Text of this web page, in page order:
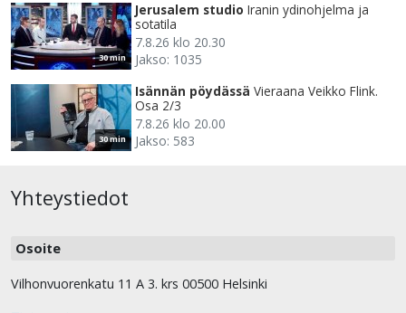
30 min
Jerusalem studio Iranin ydinohjelma ja
sotatila
7.8.26 klo 20.30
Jakso: 1035
30 min
Isännän pöydässä Vieraana Veikko Flink.
Osa 2/3
7.8.26 klo 20.00
Jakso: 583
Yhteystiedot
Osoite
Vilhonvuorenkatu 11 A 3. krs 00500 Helsinki